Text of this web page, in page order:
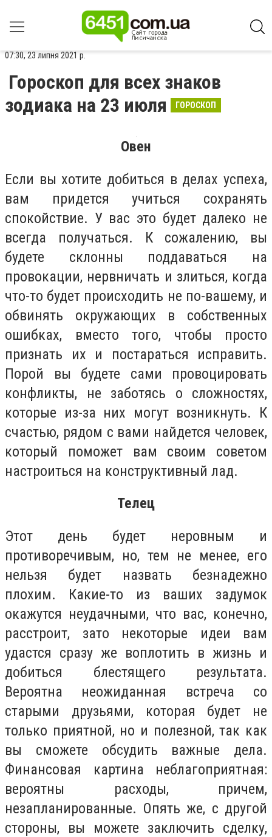
07:30, 23 липня 2021 р.
Гороскоп для всех знаков
зодиака на 23 июля
ГОРОСКОП
Овен
Если вы хотите добиться в делах успеха,
вам придется учиться сохранять
спокойствие. У вас это будет далеко не
всегда получаться. К сожалению, вы
будете склонны поддаваться на
провокации, нервничать и злиться, когда
что-то будет происходить не по-вашему, и
обвинять окружающих в собственных
ошибках, вместо того, чтобы просто
признать их и постараться исправить.
Порой вы будете сами провоцировать
конфликты, не заботясь о сложностях,
которые из-за них могут возникнуть. К
счастью, рядом с вами найдется человек,
который поможет вам своим советом
настроиться на конструктивный лад.
Телец
Этот день будет неровным и
противоречивым, но, тем не менее, его
нельзя будет назвать безнадежно
плохим. Какие-то из ваших задумок
окажутся неудачными, что вас, конечно,
расстроит, зато некоторые идеи вам
удастся сразу же воплотить в жизнь и
добиться блестящего результата.
Вероятна неожиданная встреча со
старыми друзьями, которая будет не
только приятной, но и полезной, так как
вы сможете обсудить важные дела.
Финансовая картина неблагоприятная:
вероятны расходы, причем,
незапланированные. Опять же, с другой
стороны, вы можете заключить сделку,